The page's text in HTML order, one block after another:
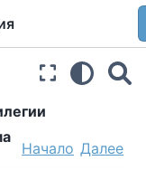
Начало Далее